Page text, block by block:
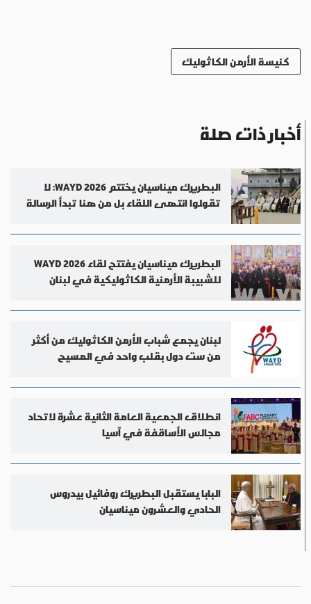
كنيسة الأرمن الكاثوليك
أخبار ذات صلة
البطريرك ميناسيان يختتم WAYD 2026: لا
تقولوا انتهى اللقاء بل من هنا تبدأ الرسالة
البطريرك ميناسيان يفتتح لقاء WAYD 2026
للشبيبة الأرمنية الكاثوليكية في لبنان
لبنان يجمع شباب الأرمن الكاثوليك من أكثر
من ست دول بقلب واحد في المسيح
انطلاق الجمعية العامة الثانية عشرة لاتحاد
مجالس الأساقفة في آسيا
البابا يستقبل البطريرك روفائيل بيدروس
الحادي والعشرون ميناسيان